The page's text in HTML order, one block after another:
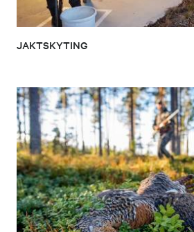
JAKTSKYTING